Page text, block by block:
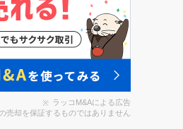
ラッコM&Aによる広告
売却を保証するものではありません